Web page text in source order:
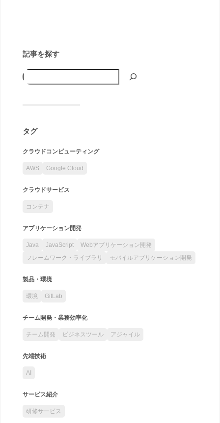
記事を探す
タグ
クラウドコンピューティング
AWS Google Cloud
クラウドサービス
コンテナ
アプリケーション開発
Java JavaScript
Webアプリケーション開発
フレームワーク・ライブラリ
モバイルアプリケーション開発
製品・環境
環境 GitLab
チーム開発・業務効率化
チーム開発 ビジネスツール アジャイル
先端技術
AI
サービス紹介
研修サービス